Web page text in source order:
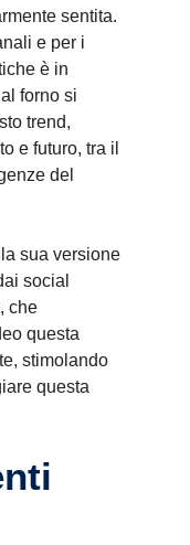
sentita.
e per i
è in
forno si
trend,
e futuro, tra il
del
sua versione
social
che
questa
stimolando
questa